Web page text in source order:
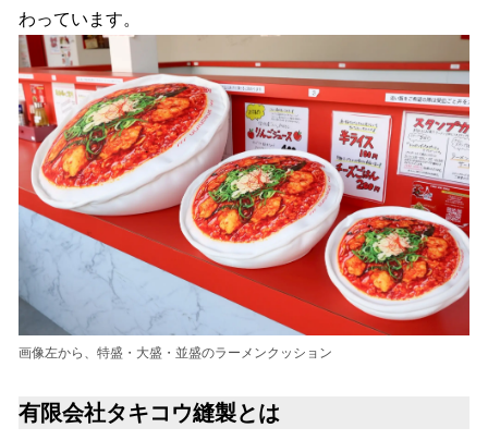
わっています。
画像左から、特盛・大盛・並盛のラーメンクッション
有限会社タキコウ縫製とは